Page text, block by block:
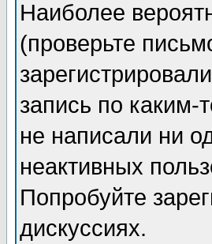
Наиболее
(проверьте
запись по
не написали ни
неактивных
Попробуйте
дискуссиях.